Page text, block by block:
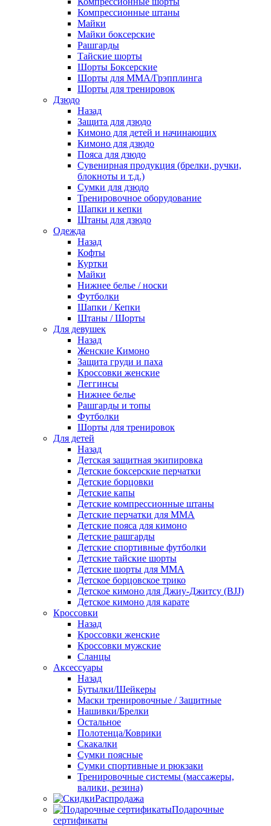
Компрессионные штаны
Майки
Майки боксерские
Рашгарды
Тайские шорты
Шорты Боксерские
Шорты для ММА/Грэпплинга
Шорты для тренировок
Дзюдо
Назад
Защита для дзюдо
Кимоно для детей и начинающих
Кимоно для дзюдо
Пояса для дзюдо
Сувенирная продукция (брелки, ручки,
блокноты и т.д.)
Сумки для дзюдо
Тренировочное оборудование
Шапки и кепки
Штаны для дзюдо
Одежда
Назад
Кофты
Куртки
Майки
Нижнее белье / носки
Футболки
Шапки / Кепки
Штаны / Шорты
Для девушек
Назад
Женские Кимоно
Защита груди и паха
Кроссовки женские
Леггинсы
Нижнее белье
Рашгарды и топы
Футболки
Шорты для тренировок
Для детей
Назад
Детская защитная экипировка
Детские боксерские перчатки
Детские борцовки
Детские капы
Детские компрессионные штаны
Детские перчатки для ММА
Детские пояса для кимоно
Детские рашгарды
Детские спортивные футболки
Детские тайские шорты
Детские шорты для ММА
Детское борцовское трико
Детское кимоно для Джиу-Джитсу (BJJ)
Детское кимоно для карате
Кроссовки
Назад
Кроссовки женские
Кроссовки мужские
Сланцы
Аксессуары
Назад
Бутылки/Шейкеры
Маски тренировочные / Защитные
Нашивки/Брелки
Остальное
Полотенца/Коврики
Скакалки
Сумки поясные
Сумки спортивные и рюкзаки
Тренировочные системы (массажеры,
валики, резина)
Распродажа
Подарочные
сертификаты